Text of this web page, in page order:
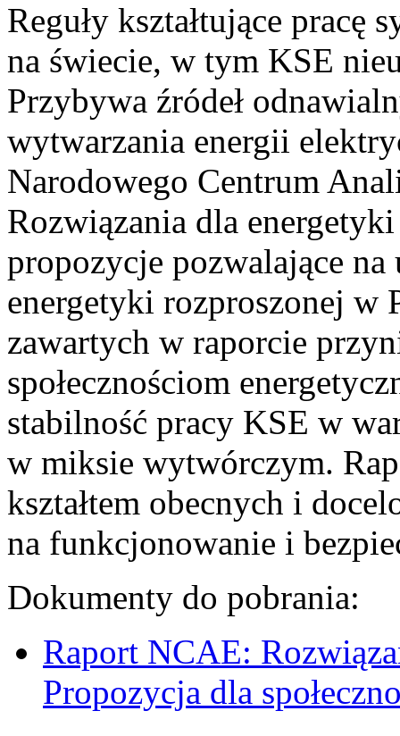
Reguły kształtujące pracę
na świecie, w tym KSE
Przybywa źródeł
wytwarzania energii
Narodowego Centrum
Rozwiązania dla
propozycje pozwalające
energetyki rozproszonej w
zawartych w raporcie
społecznościom
stabilność pracy KSE w
w miksie wytwórczym.
kształtem obecnych i
na funkcjonowanie i
Dokumenty do pobrania:
Raport NCAE:
Propozycja dla